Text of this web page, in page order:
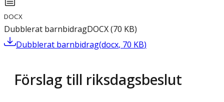
DOCX
Dubblerat barnbidragDOCX(70 KB)
Dubblerat barnbidrag(docx, 70 KB)
Förslag till riksdagsbeslut